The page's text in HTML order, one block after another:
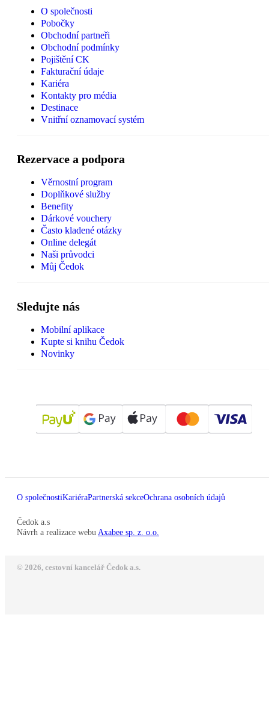
O společnosti
Pobočky
Obchodní partneři
Obchodní podmínky
Pojištění CK
Fakturační údaje
Kariéra
Kontakty pro média
Destinace
Vnitřní oznamovací systém
Rezervace a podpora
Věrnostní program
Doplňkové služby
Benefity
Dárkové vouchery
Často kladené otázky
Online delegát
Naši průvodci
Můj Čedok
Sledujte nás
Mobilní aplikace
Kupte si knihu Čedok
Novinky
O společnostiKariéraPartnerská sekceOchrana osobních údajů
Čedok a.s
Návrh a realizace webu Axabee sp. z. o.o.
© 2026, cestovní kancelář Čedok a.s.